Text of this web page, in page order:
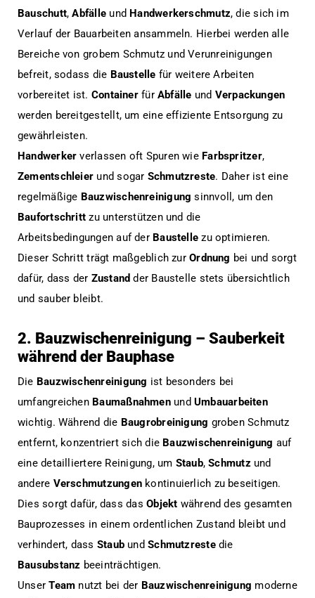
Bauschutt,Abfälle und Handwerkerschmutz, die sich im
Verlauf der Bauarbeiten ansammeln. Hierbei werden alle
Bereiche von grobem Schmutz und Verunreinigungen
befreit, sodass die Baustelle für weitere Arbeiten
vorbereitet ist. Containerfür Abfälle und Verpackungen
werden bereitgestellt, um eine effiziente Entsorgung zu
gewährleisten.
Handwerker verlassen oft Spuren wie Farbspritzer,
Zementschleier und sogar Schmutzreste. Daher ist eine
regelmäßige Bauzwischenreinigung sinnvoll, um den
Baufortschritt zu unterstützen und die
Arbeitsbedingungen auf der Baustelle zu optimieren.
Dieser Schritt trägt maßgeblich zurOrdnung bei und sorgt
dafür, dass der Zustand der Baustelle stets übersichtlich
und sauber bleibt.
2. Bauzwischenreinigung – Sauberkeit
während der Bauphase
Die Bauzwischenreinigung ist besonders bei
umfangreichen Baumaßnahmenund Umbauarbeiten
wichtig. Während die Baugrobreinigung groben Schmutz
entfernt, konzentriert sich die Bauzwischenreinigung auf
eine detailliertere Reinigung, um Staub,Schmutzund
andere Verschmutzungenkontinuierlich zu beseitigen.
Dies sorgt dafür, dass dasObjekt während des gesamten
Bauprozesses in einem ordentlichen Zustand bleibt und
verhindert, dass StaubundSchmutzrestedie
Bausubstanz beeinträchtigen.
UnserTeam nutzt bei der Bauzwischenreinigung moderne